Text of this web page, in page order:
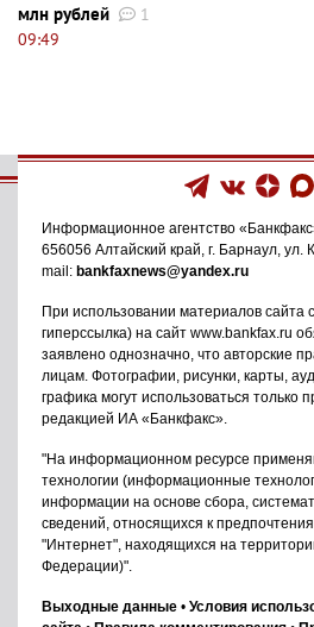
млн рублей
1
09:49
Информационное агентство
656056 Алтайский край, г. Барнаул ул.
mail: bankfaxnews@yandex.ru
При использовании материалов сайта
гиперссылка) на сайт www.bankfax.ru
заявлено однозначно, что авторские
лицам. Фотографии, рисунки, карты,
графика могут использоваться только
редакцией ИА «Банкфакс».
"На информационном ресурсе
технологии (информационные
информации на основе сбора,
сведений, относящихся к
"Интернет", находящихся на
Федерации)".
Выходные данные • Условия